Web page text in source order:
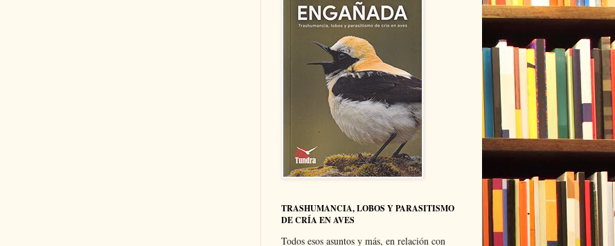
TRASHUMANCIA, LOBOS Y PARASITISMO
DE CRÍA EN AVES
Todos esos asuntos y más, en relación con